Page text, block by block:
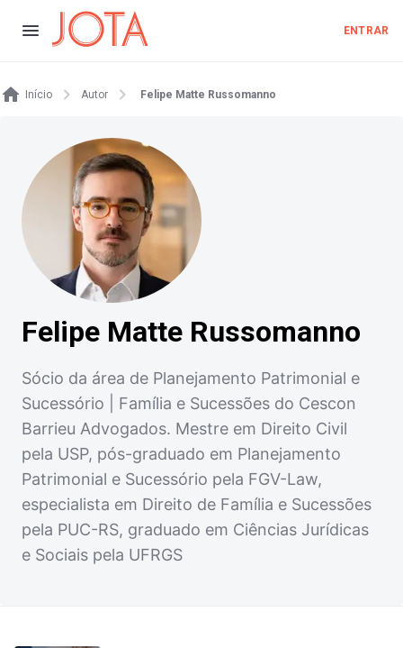
ENTRAR
Início Autor Felipe Matte Russomanno
Felipe Matte Russomanno
Sócio da área de Planejamento Patrimonial e
Sucessório | Família e Sucessões do Cescon
Barrieu Advogados. Mestre em Direito Civil
pela USP, pós-graduado em Planejamento
Patrimonial e Sucessório pela FGV-Law,
especialista em Direito de Família e Sucessões
pela PUC-RS, graduado em Ciências Jurídicas
e Sociais pela UFRGS